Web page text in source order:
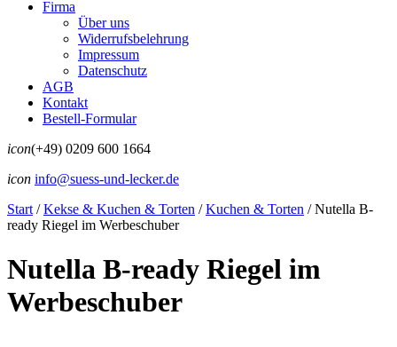
Firma
Über uns
Widerrufsbelehrung
Impressum
Datenschutz
AGB
Kontakt
Bestell-Formular
icon(+49) 0209 600 1664
icon info@suess-und-lecker.de
Start / Kekse & Kuchen & Torten / Kuchen & Torten /Nutella B-
ready Riegel im Werbeschuber
Nutella B-ready Riegel im
Werbeschuber